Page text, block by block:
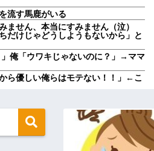
流す馬鹿がいる
ません、本当にすみません（泣）
だけじゃどうしようもないから」と
俺「ウワキじゃないのに？」→ママ
ら優しい俺らはモテない！！」←こ
（うっぜぇ。引き落としキャンセ
地も、財産はすべて私が継ぐ。相続
」 → 数年後、復讐のチャンスが